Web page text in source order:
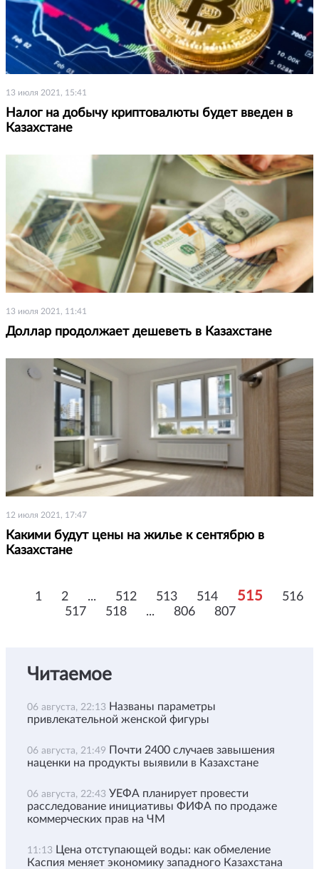
13 июля 2021, 15:41
Налог на добычу криптовалюты будет введен в
Казахстане
13 июля 2021, 11:41
Доллар продолжает дешеветь в Казахстане
12 июля 2021, 17:47
Какими будут цены на жилье к сентябрю в
Казахстане
1 2 ... 512 513 514 515
516
517
518 ... 806 807
Читаемое
06 августа, 22:13 Названы параметры
привлекательной женской фигуры
06 августа, 21:49 Почти 2400 случаев завышения
наценки на продукты выявили в Казахстане
06 августа, 22:43 УЕФА планирует провести
расследование инициативы ФИФА по продаже
коммерческих прав на ЧМ
11:13 Цена отступающей воды: как обмеление
Каспия меняет экономику западного Казахстана